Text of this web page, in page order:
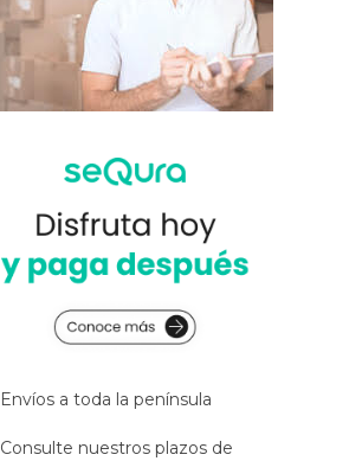
Envíos a toda la península
Consulte nuestros plazos de